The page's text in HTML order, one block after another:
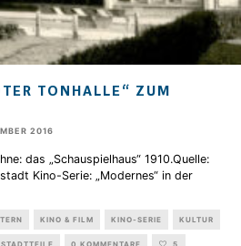
TONHALLE“ ZUM
2016
das „Schauspielhaus“ 1910.Quelle:
Kino-Serie: „Modernes“ in der
KINO & FILM KINO-SERIE KULTUR
STADTTEILE 0 KOMMENTARE 5